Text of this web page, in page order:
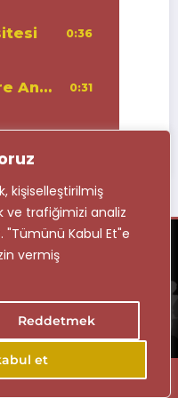
kişiselleştirilmiş
ve trafiğimizi analiz
"Tümünü Kabul Et"e
vermiş
Reddetmek
et
0:36
Anonim Öğrenci, Devre Analizi Özel Dersi 0:31